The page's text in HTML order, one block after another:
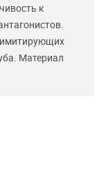
к
имитирующих
Материал